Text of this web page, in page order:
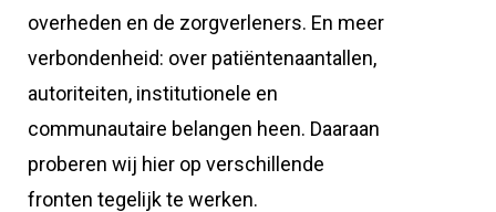
overheden en de zorgverleners. En meer
verbondenheid: over patiëntenaantallen,
autoriteiten, institutionele en
communautaire belangen heen. Daaraan
proberen wij hier op verschillende
fronten tegelijk te werken.